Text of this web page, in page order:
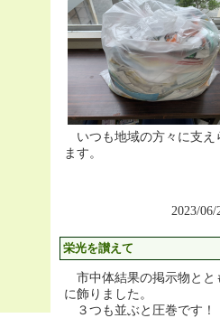
いつも地域の方々に支え
ます。
2023/
栄光を讃えて
市中体結果の掲示物とと
に飾りました。
３つも並ぶと圧巻です！